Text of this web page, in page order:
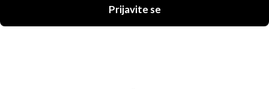
Prijavite se